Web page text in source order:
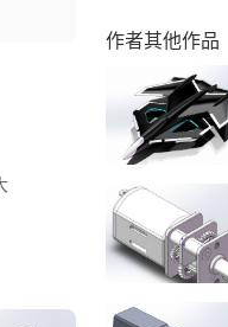
作者其他作品